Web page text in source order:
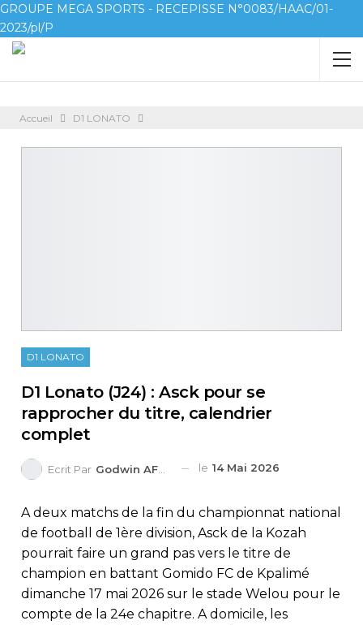
GROUPE MEGA SPORTS - RECEPISSE N°0083/HAAC/01-
2023/pl/P
Accueil D1 LONATO
D1 LONATO
D1 Lonato (J24) : Asck pour se
rapprocher du titre, calendrier
complet
Ecrit Par Godwin AFEDO le 14 Mai 2026
A deux matchs de la fin du championnat national
de football de 1ère division, Asck de la Kozah
pourrait faire un grand pas vers le titre de
champion en battant Gomido FC de Kpalimé
dimanche 17 mai 2026 sur le stade Welou pour le
compte de la 24e chapitre. A domicile, les